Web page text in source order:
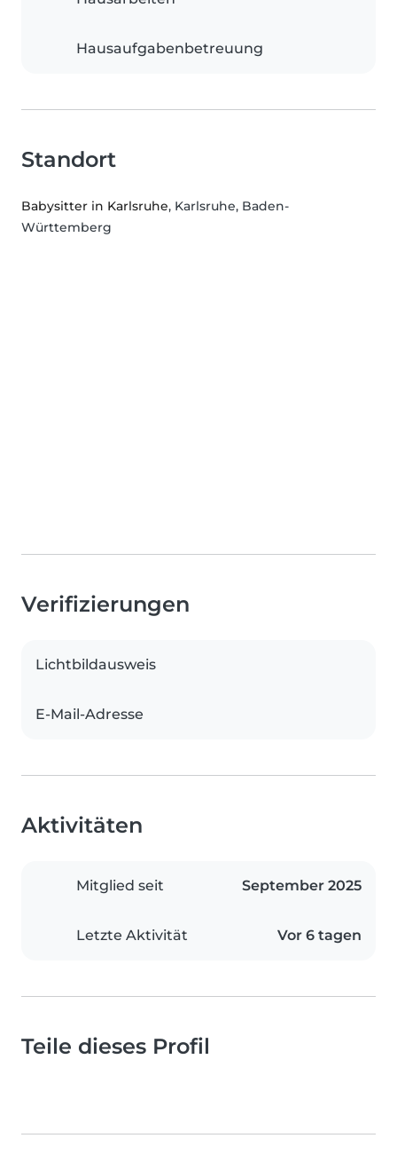
Hausaufgabenbetreuung
Standort
Babysitter in Karlsruhe, Karlsruhe, Baden-
Württemberg
Verifizierungen
Lichtbildausweis
E-Mail-Adresse
Aktivitäten
Mitglied seit September 2025
Letzte Aktivität Vor 6 tagen
Teile dieses Profil